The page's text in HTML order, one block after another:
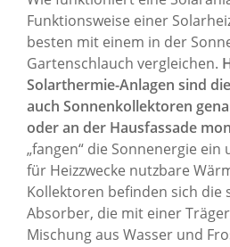
Funktionsweise einer
besten mit einem in der
Gartenschlauch vergleichen.
Solarthermie-Anlagen sind
auch Sonnenkollektoren
oder an der Hausfassade
„fangen“ die Sonnenergie
für Heizzwecke nutzbare
Kollektoren befinden sich die
Absorber, die mit einer
Mischung aus Wasser und